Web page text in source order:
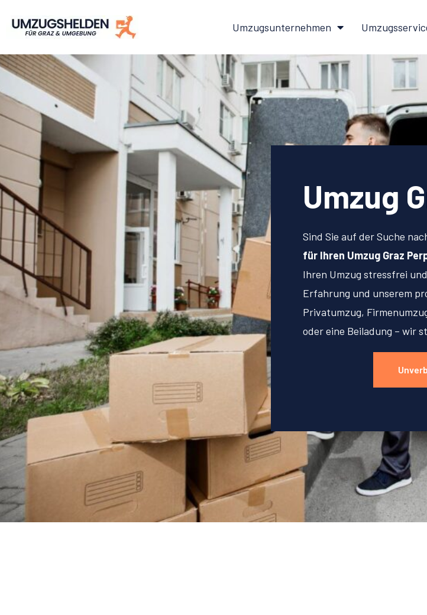
Umzugsunternehmen
Umzug
Sind Sie auf der Suche
für Ihren Umzug Graz
Ihren Umzug stressfrei
Erfahrung und unserem
Privatumzug,
oder eine Beiladung – wir